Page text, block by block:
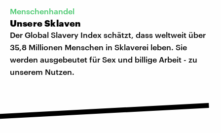
Menschenhandel
Unsere Sklaven
Der Global Slavery Index schätzt, dass weltweit über
35,8 Millionen Menschen in Sklaverei leben. Sie
werden ausgebeutet für Sex und billige Arbeit - zu
unserem Nutzen.